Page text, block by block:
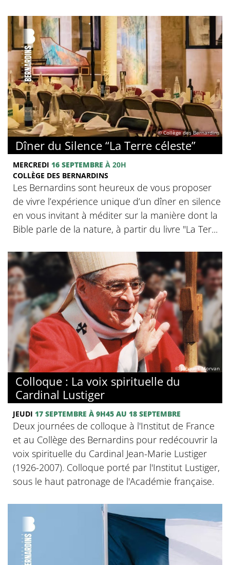
© Collège des Bernardins
Dîner du Silence “La Terre céleste”
MERCREDI 16 SEPTEMBRE À 20H
COLLÈGE DES BERNARDINS
Les Bernardins sont heureux de vous proposer
de vivre l’expérience unique d’un dîner en silence
en vous invitant à méditer sur la manière dont la
Bible parle de la nature, à partir du livre "La Ter...
© Jacques Morvan
Colloque : La voix spirituelle du
Cardinal Lustiger
JEUDI 17 SEPTEMBRE À 9H45 AU 18 SEPTEMBRE
Deux journées de colloque à l'Institut de France
et au Collège des Bernardins pour redécouvrir la
voix spirituelle du Cardinal Jean-Marie Lustiger
(1926-2007). Colloque porté par l'Institut Lustiger,
sous le haut patronage de l'Académie française.